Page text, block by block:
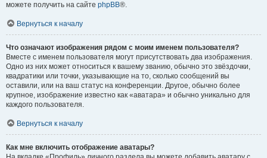
можете получить на сайте phpBB®.
Вернуться к началу
Что означают изображения рядом с моим именем пользователя?
Вместе с именем пользователя могут присутствовать два изображения.
Одно из них может относиться к вашему званию, обычно это звёздочки,
квадратики или точки, указывающие на то, сколько сообщений вы
оставили, или на ваш статус на конференции. Другое, обычно более
крупное, изображение известно как «аватара» и обычно уникально для
каждого пользователя.
Вернуться к началу
Как мне включить отображение аватары?